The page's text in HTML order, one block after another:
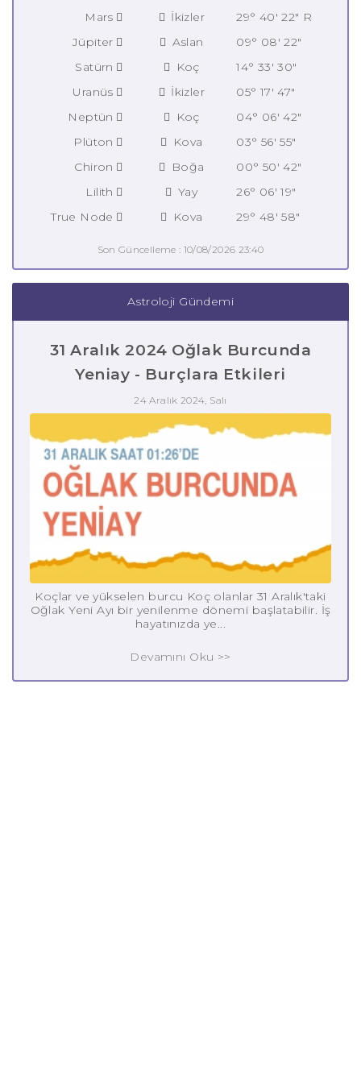
Mars
İkizler
29° 40' 22" R
Jüpiter
Aslan
09° 08' 22"
Satürn
Koç
14° 33' 30"
Uranüs
İkizler
05° 17' 47"
Neptün
Koç
04° 06' 42"
Plüton
Kova
03° 56' 55"
Chiron
Boğa
00° 50' 42"
Lilith
Yay
26° 06' 19"
True Node
Kova 29° 48' 58"
Son Güncelleme : 10/08/2026 23:40
Astroloji Gündemi
31 Aralık 2024 Oğlak Burcunda
Yeniay - Burçlara Etkileri
24 Aralık 2024, Salı
Koçlar ve yükselen burcu Koç olanlar 31 Aralık'taki
Oğlak Yeni Ayı bir yenilenme dönemi başlatabilir. İş
hayatınızda ye...
Devamını Oku >>